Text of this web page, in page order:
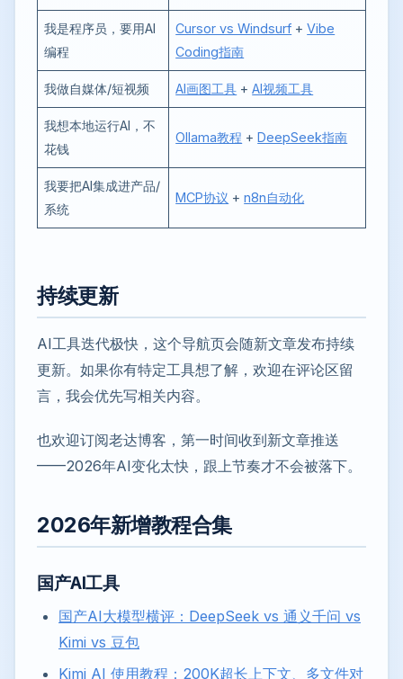
我是程序员，要用AI
编程
Cursor vs Windsurf +Vibe
Coding指南
我做自媒体/短视频 AI画图工具 +AI视频工具
我想本地运行AI，不
花钱
Ollama教程 +DeepSeek指南
我要把AI集成进产品/
系统
MCP协议 +n8n自动化
持续更新
AI工具迭代极快，这个导航页会随新文章发布持续
更新。如果你有特定工具想了解，欢迎在评论区留
言，我会优先写相关内容。
也欢迎订阅老达博客，第一时间收到新文章推送
——2026年AI变化太快，跟上节奏才不会被落下。
2026年新增教程合集
国产AI工具
国产AI大模型横评：DeepSeek vs 通义千问 vs
Kimi vs 豆包
Kimi AI 使用教程：200K超长上下文、多文件对